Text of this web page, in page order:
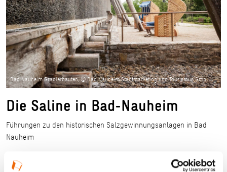
Bad Nauheim Gradierbauten, © Bad Nauheim Stadtmarketing und Tourismus GmbH
Die Saline in Bad-Nauheim
Führungen zu den historischen Salzgewinnungsanlagen in Bad
Nauheim